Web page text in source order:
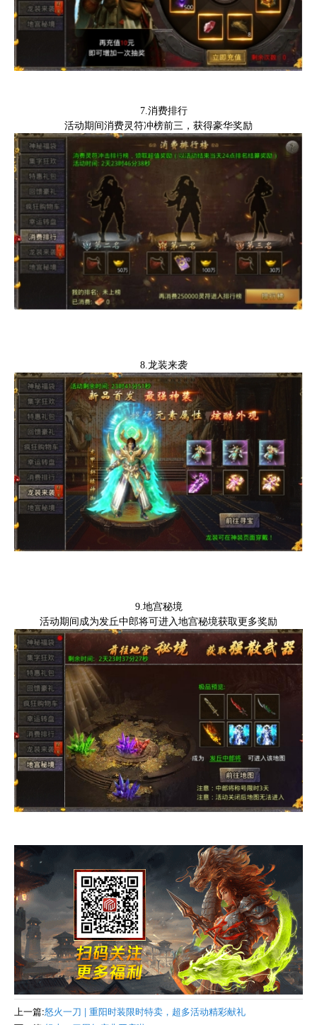
7.消费排行
活动期间消费灵符冲榜前三，获得豪华奖励
8.龙装来袭
9.地宫秘境
活动期间成为发丘中郎将可进入地宫秘境获取更多奖励
上一篇:怒火一刀 | 重阳时装限时特卖，超多活动精彩献礼